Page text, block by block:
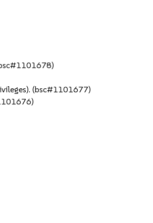
(bsc#1101677)